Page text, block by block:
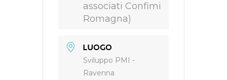
associati Confimi
Romagna)
LUOGO
Sviluppo PMI -
Ravenna